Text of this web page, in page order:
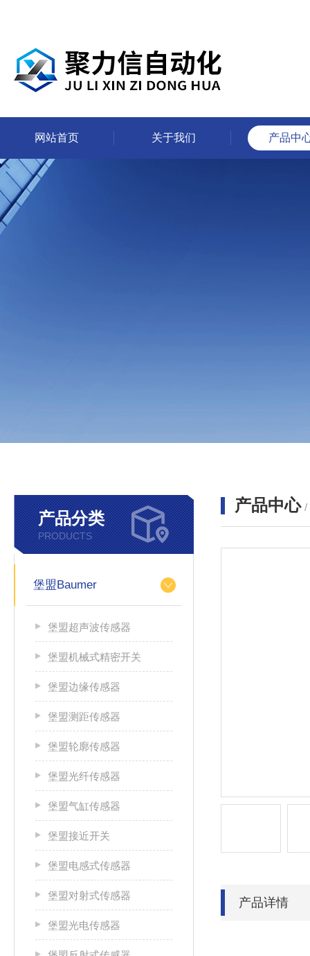
网站首页 关于我们 产品中
产品分类
PRODUCTS
堡盟Baumer
堡盟超声波传感器
堡盟机械式精密开关
堡盟边缘传感器
堡盟测距传感器
堡盟轮廓传感器
堡盟光纤传感器
堡盟气缸传感器
堡盟接近开关
堡盟电感式传感器
堡盟对射式传感器
堡盟光电传感器
产品中心 /
产品详情